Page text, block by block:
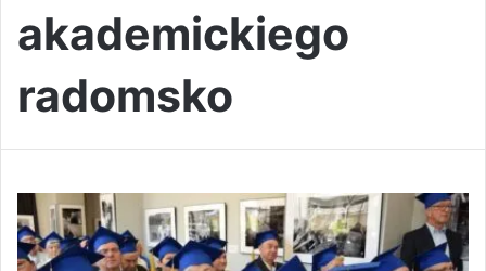
akademickiego
radomsko